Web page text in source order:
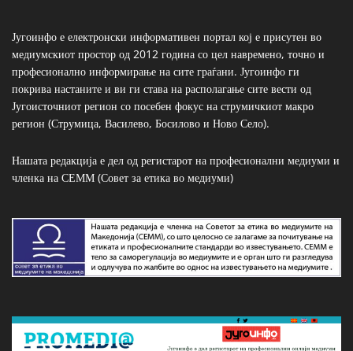
Југоинфо е електронски информативен портал кој е присутен во
медиумскиот простор од 2012 година со цел навремено, точно и
професионално информирање на сите граѓани. Југоинфо ги
покрива настаните и ви ги става на располагање сите вести од
Југоисточниот регион со посебен фокус на струмичкиот макро
регион (Струмица, Василево, Босилово и Ново Село).
Нашата редакција е дел од регистарот на професионални медиуми и
членка на СЕММ (Совет за етика во медиуми)